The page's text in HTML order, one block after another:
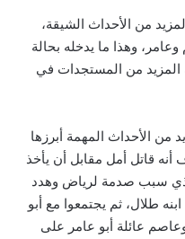
من الأحداث الشيقة،
وهذا ما يدخله بحالة
المزيد من المستجدات في
من الأحداث المهمة أبرزها
قاتل أمل مقابل أن يأخذ
الذي سبب صدمة لرياض وهدد
طلال، ثم يجتمعوا مع أبو
عائلة أبو عامر على